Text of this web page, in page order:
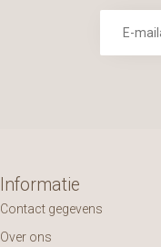
Informatie
Contact gegevens
Over ons